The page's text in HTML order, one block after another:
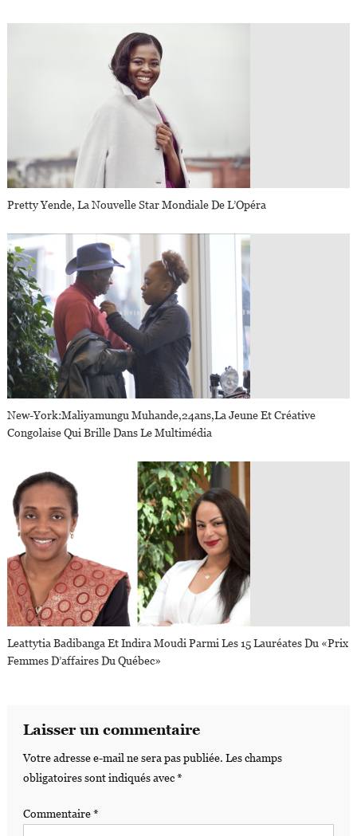
Pretty Yende, La Nouvelle Star Mondiale De L’Opéra
New-York:Maliyamungu Muhande,24ans,la Jeune Et Créative
Congolaise Qui Brille Dans Le Multimédia
Leattytia Badibanga Et Indira Moudi Parmi Les 15 Lauréates Du «Prix
Femmes D’affaires Du Québec»
Laisser un commentaire
Votre adresse e-mail ne sera pas publiée. Les champs
obligatoires sont indiqués avec*
Commentaire*